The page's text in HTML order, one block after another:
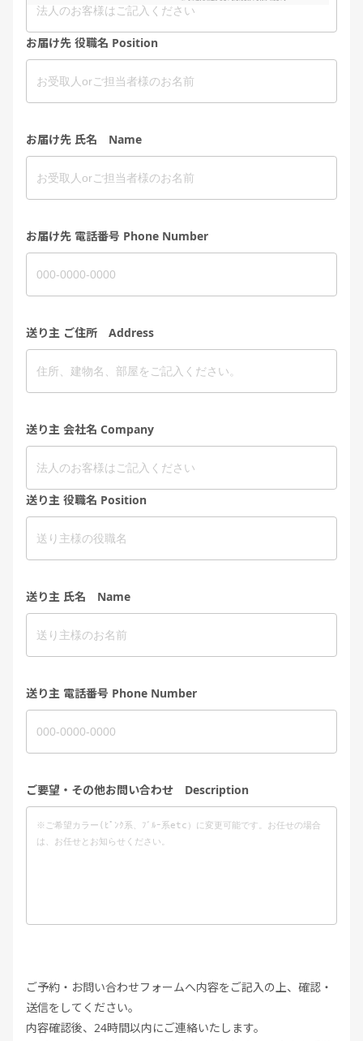
お届け先 役職名 Position
お届け先 氏名 Name
お届け先 電話番号 Phone Number
送り主 ご住所 Address
送り主 会社名 Company
送り主 役職名 Position
送り主 氏名 Name
送り主 電話番号 Phone Number
ご要望・その他お問い合わせ Description
ご予約・お問い合わせフォームへ内容をご記入の上、確認・
送信をしてください。
内容確認後、24時間以内にご連絡いたします。